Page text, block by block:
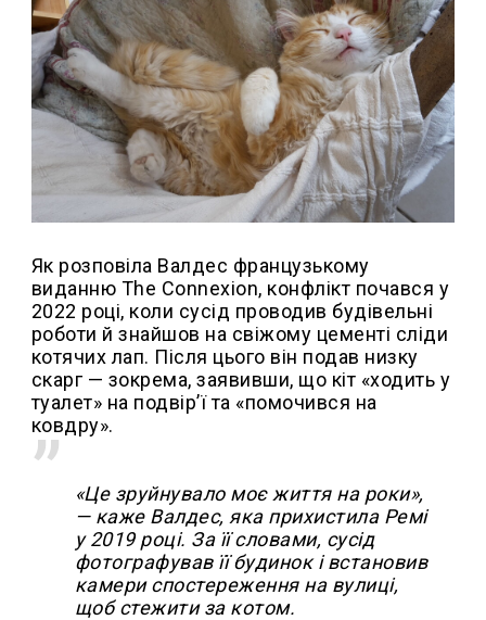
Як розповіла Валдес французькому
виданню The Connexion, конфлікт почався у
2022 році, коли сусід проводив будівельні
роботи й знайшов на свіжому цементі сліди
котячих лап. Після цього він подав низку
скарг — зокрема, заявивши, що кіт «ходить у
туалет» на подвір’ї та «помочився на
ковдру».
«Це зруйнувало моє життя на роки»,
— каже Валдес, яка прихистила Ремі
у 2019 році. За її словами, сусід
фотографував її будинок і встановив
камери спостереження на вулиці,
щоб стежити за котом.